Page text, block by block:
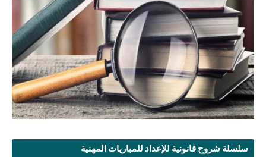
سلسلة شروح قانونية للإعداد للمباريات المهنية